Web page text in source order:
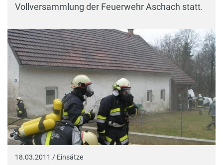
Vollversammlung der Feuerwehr Aschach statt.
18.03.2011 / Einsätze